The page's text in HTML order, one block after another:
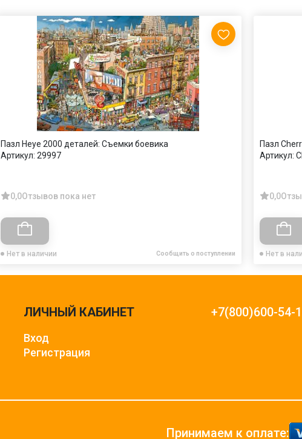
Пазл Heye 2000 деталей: Съемки боевика
Артикул: 29997
0,0Отзывов пока нет
Нет в наличии Сообщить о поступлении
Пазл
Артикул:
0,0
Нет в
ЛИЧНЫЙ КАБИНЕТ
Вход
Регистрация
+7(800)600-54-
Принимаем к оплате: